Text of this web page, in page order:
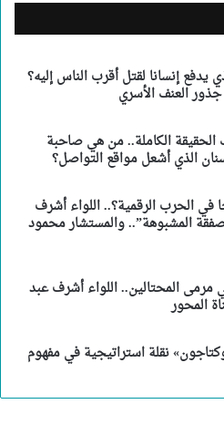
يدفع إنسانا لقتل أقرب الناس إليه؟
العنف الأسري
الحقيقة الكاملة.. من هي صاحبة
الذي أشعل مواقع التواصل؟
الحرب الرقمية؟.. اللواء أشرف
المشبوهة”.. والمستشار محمود
مرمى المحتالين.. اللواء أشرف عبد
المحور
نقلة استراتيجية في مفهوم